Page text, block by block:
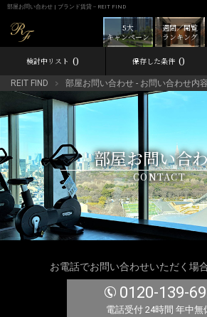
部屋お問い合わせ | ブランド賃貸－REIT FIND
週間／閲覧
ランキング
5大
キャンペーン
検討中リスト 0 保存した条件 0
REIT FIND 部屋お問い合わせ - お問い合わせ内
部屋お問い合
CONTACT
お電話でお問い合わせいただく場
0120-139-
電話受付 24時間 年中無